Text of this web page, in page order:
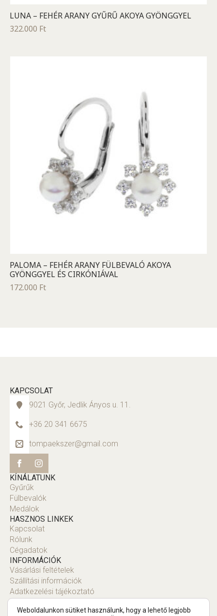
LUNA – FEHÉR ARANY GYŰRŰ AKOYA GYÖNGGYEL
322.000 Ft
PALOMA – FEHÉR ARANY FÜLBEVALÓ AKOYA
GYÖNGGYEL ÉS CIRKÓNIÁVAL
172.000 Ft
KAPCSOLAT
9021 Győr, Jedlik Ányos u. 11.
+36 20 341 6675
tompaekszer@gmail.com
KÍNÁLATUNK
Gyűrűk
Fülbevalók
Medálok
HASZNOS LINKEK
Kapcsolat
Rólunk
Cégadatok
INFORMÁCIÓK
Vásárlási feltételek
Szállítási információk
Adatkezelési tájékoztató
Weboldalunkon sütiket használunk, hogy a lehető legjobb